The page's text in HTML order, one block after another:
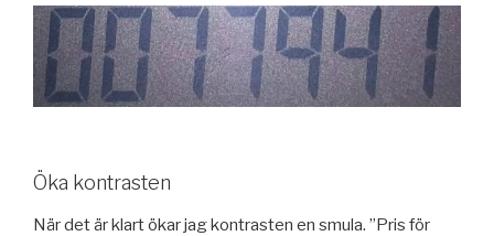
Öka kontrasten
När det är klart ökar jag kontrasten en smula. ”Pris för